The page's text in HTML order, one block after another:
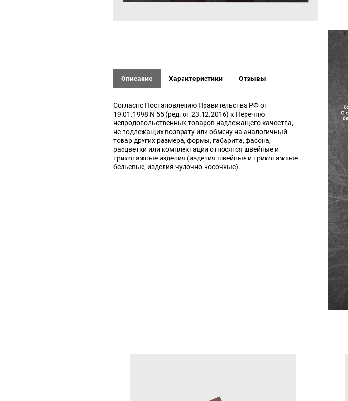
Описание Характеристики Отзывы
Согласно Постановлению Правительства РФ от
19.01.1998 N 55 (ред. от 23.12.2016) к Перечню
непродовольственных товаров надлежащего качества,
не подлежащих возврату или обмену на аналогичный
товар других размера, формы, габарита, фасона,
расцветки или комплектации относятся швейные и
трикотажные изделия (изделия швейные и трикотажные
бельевые, изделия чулочно-носочные).